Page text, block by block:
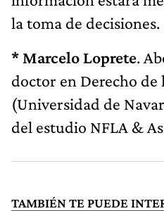
la toma de decisiones.
* Marcelo Loprete.
doctor en Derecho de
(Universidad de
del estudio NFLA &
TAMBIÉN TE PUEDE